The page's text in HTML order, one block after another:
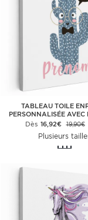
TABLEAU TOILE
PERSONNALISÉE AVEC
CACTUS
Dès 16,92€ 19,90€
Plusieurs